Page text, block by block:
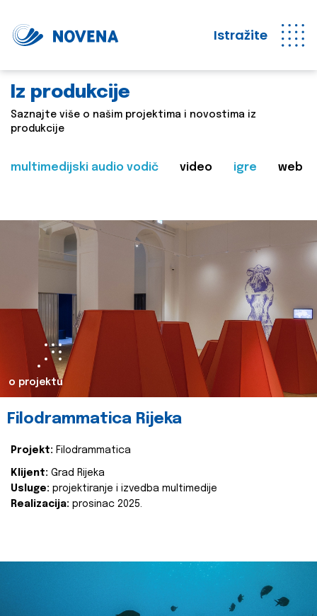
Istražite
Iz produkcije
Saznajte više o našim projektima i novostima iz
produkcije
multimedijski audio vodič video igre web
o projektu
Filodrammatica Rijeka
Projekt: Filodrammatica
Klijent: Grad Rijeka
Usluge: projektiranje i izvedba multimedije
Realizacija: prosinac 2025.